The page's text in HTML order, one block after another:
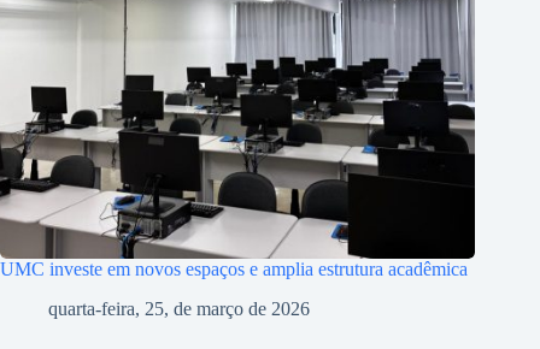
UMC investe em novos espaços e amplia estrutura acadêmica
quarta-feira, 25, de março de 2026